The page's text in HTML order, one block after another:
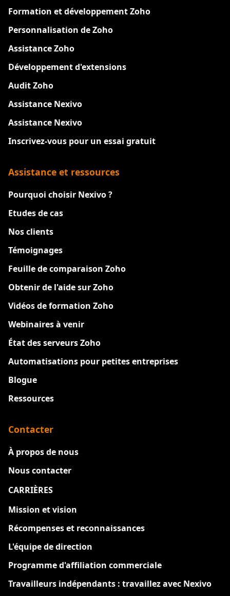
Formation et développement Zoho
Personnalisation de Zoho
Assistance Zoho
Développement d'extensions
Audit Zoho
Assistance Nexivo
Assistance Nexivo
Inscrivez-vous pour un essai gratuit
Assistance et ressources
Pourquoi choisir Nexivo ?
Etudes de cas
Nos clients
Témoignages
Feuille de comparaison Zoho
Obtenir de l'aide sur Zoho
Vidéos de formation Zoho
Webinaires à venir
État des serveurs Zoho
Automatisations pour petites entreprises
Blogue
Ressources
Contacter
À propos de nous
Nous contacter
CARRIÈRES
Mission et vision
Récompenses et reconnaissances
L'équipe de direction
Programme d'affiliation commerciale
Travailleurs indépendants : travaillez avec Nexivo